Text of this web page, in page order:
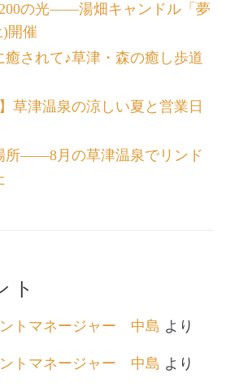
の光――湯畑キャンドル「夢
開催
されて♪草津・森の癒し歩道
草津温泉の涼しい夏と営業日
所――8月の草津温泉でリンド
ト
トマネージャー 中島 より
トマネージャー 中島 より